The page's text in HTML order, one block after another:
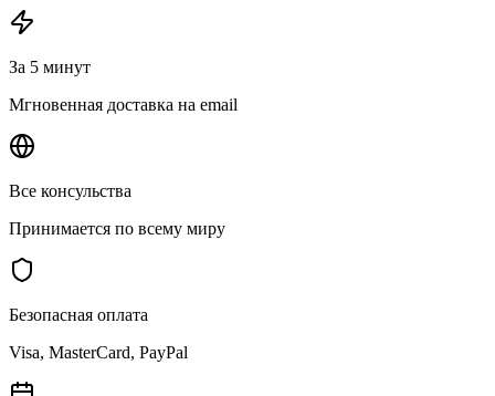
За 5 минут
Мгновенная доставка на email
Все консульства
Принимается по всему миру
Безопасная оплата
Visa, MasterCard, PayPal